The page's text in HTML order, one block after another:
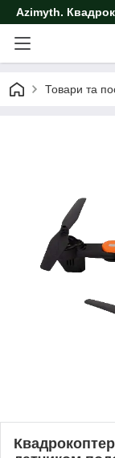
Azimyth.
Товари та